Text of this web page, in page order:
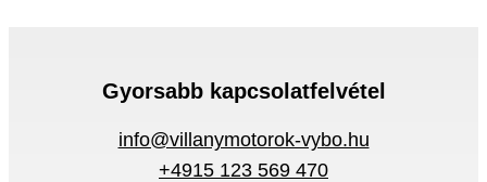
Gyorsabb kapcsolatfelvétel
info@villanymotorok-vybo.hu
+4915 123 569 470